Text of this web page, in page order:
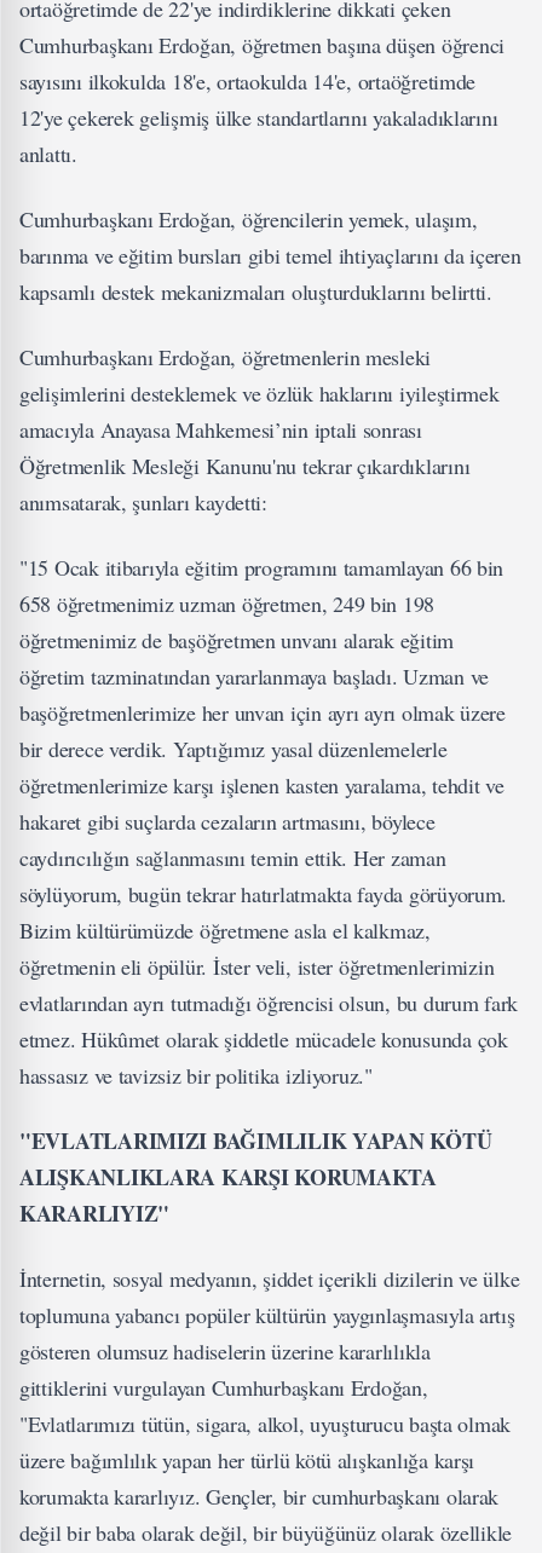
ortaöğretimde de 22'ye indirdiklerine dikkati çeken
Cumhurbaşkanı Erdoğan, öğretmen başına düşen öğrenci
sayısını ilkokulda 18'e, ortaokulda 14'e, ortaöğretimde
12'ye çekerek gelişmiş ülke standartlarını yakaladıklarını
anlattı.
Cumhurbaşkanı Erdoğan, öğrencilerin yemek, ulaşım,
barınma ve eğitim bursları gibi temel ihtiyaçlarını da içeren
kapsamlı destek mekanizmaları oluşturduklarını belirtti.
Cumhurbaşkanı Erdoğan, öğretmenlerin mesleki
gelişimlerini desteklemek ve özlük haklarını iyileştirmek
amacıyla Anayasa Mahkemesi’nin iptali sonrası
Öğretmenlik Mesleği Kanunu'nu tekrar çıkardıklarını
anımsatarak, şunları kaydetti:
"15 Ocak itibarıyla eğitim programını tamamlayan 66 bin
658 öğretmenimiz uzman öğretmen, 249 bin 198
öğretmenimiz de başöğretmen unvanı alarak eğitim
öğretim tazminatından yararlanmaya başladı. Uzman ve
başöğretmenlerimize her unvan için ayrı ayrı olmak üzere
bir derece verdik. Yaptığımız yasal düzenlemelerle
öğretmenlerimize karşı işlenen kasten yaralama, tehdit ve
hakaret gibi suçlarda cezaların artmasını, böylece
caydırıcılığın sağlanmasını temin ettik. Her zaman
söylüyorum, bugün tekrar hatırlatmakta fayda görüyorum.
Bizim kültürümüzde öğretmene asla el kalkmaz,
öğretmenin eli öpülür. İster veli, ister öğretmenlerimizin
evlatlarından ayrı tutmadığı öğrencisi olsun, bu durum fark
etmez. Hükûmet olarak şiddetle mücadele konusunda çok
hassasız ve tavizsiz bir politika izliyoruz."
"EVLATLARIMIZI BAĞIMLILIK YAPAN KÖTÜ
ALIŞKANLIKLARA KARŞI KORUMAKTA
KARARLIYIZ"
İnternetin, sosyal medyanın, şiddet içerikli dizilerin ve ülke
toplumuna yabancı popüler kültürün yaygınlaşmasıyla artış
gösteren olumsuz hadiselerin üzerine kararlılıkla
gittiklerini vurgulayan Cumhurbaşkanı Erdoğan,
"Evlatlarımızı tütün, sigara, alkol, uyuşturucu başta olmak
üzere bağımlılık yapan her türlü kötü alışkanlığa karşı
korumakta kararlıyız. Gençler, bir cumhurbaşkanı olarak
değil bir baba olarak değil, bir büyüğünüz olarak özellikle